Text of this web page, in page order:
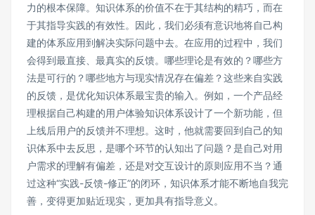
力的根本保障。知识体系的价值不在于其结构的精巧，而在
于其指导实践的有效性。因此，我们必须有意识地将自己构
建的体系应用到解决实际问题中去。在应用的过程中，我们
会得到最直接、最真实的反馈。哪些理论是有效的？哪些方
法是可行的？哪些地方与现实情况存在偏差？这些来自实践
的反馈，是优化知识体系最宝贵的输入。例如，一个产品经
理根据自己构建的用户体验知识体系设计了一个新功能，但
上线后用户的反馈并不理想。这时，他就需要回到自己的知
识体系中去反思，是哪个环节的认知出了问题？是自己对用
户需求的理解有偏差，还是对交互设计的原则应用不当？通
过这种“实践-反馈-修正”的闭环，知识体系才能不断地自我完
善，变得更加贴近现实，更加具有指导意义。